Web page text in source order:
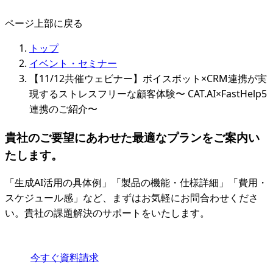
ページ上部に戻る
トップ
イベント・セミナー
【11/12共催ウェビナー】ボイスボット×CRM連携が実
現するストレスフリーな顧客体験〜 CAT.AI×FastHelp5
連携のご紹介〜
貴社のご要望にあわせた最適なプランをご案内い
たします。
「生成AI活用の具体例」「製品の機能・仕様詳細」「費用・
スケジュール感」など、まずはお気軽にお問合わせくださ
い。貴社の課題解決のサポートをいたします。
今すぐ資料請求